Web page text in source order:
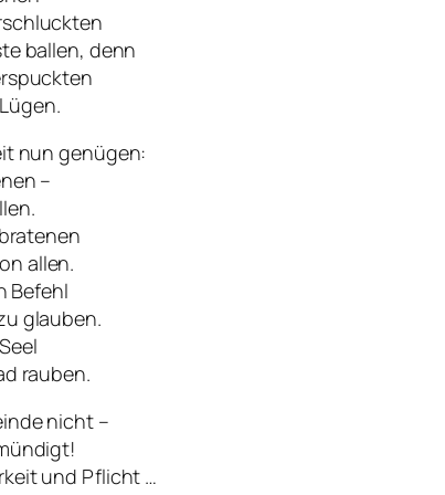
ballen, denn
nun genügen:
–
allen.
Befehl
glauben.
rauben.
nicht –
und Pflicht …